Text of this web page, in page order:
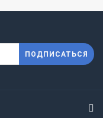
ПОДПИСАТЬСЯ